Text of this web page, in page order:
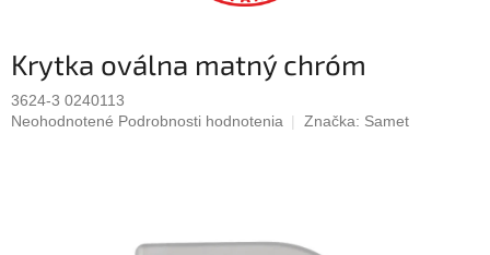
Krytka oválna matný chróm
3624-3 0240113
Priemerné
Neohodnotené Podrobnosti hodnotenia Značka: Samet